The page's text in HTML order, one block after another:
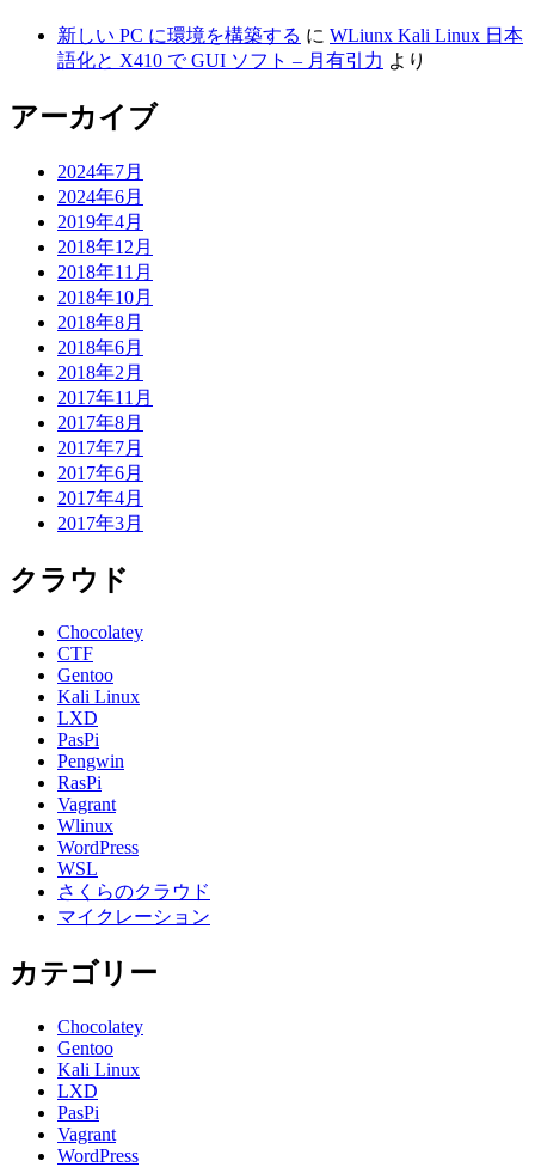
新しい PC に環境を構築する に WLiunx Kali Linux 日本
語化と X410 で GUI ソフト – 月有引力 より
アーカイブ
2024年7月
2024年6月
2019年4月
2018年12月
2018年11月
2018年10月
2018年8月
2018年6月
2018年2月
2017年11月
2017年8月
2017年7月
2017年6月
2017年4月
2017年3月
クラウド
Chocolatey
CTF
Gentoo
Kali Linux
LXD
PasPi
Pengwin
RasPi
Vagrant
Wlinux
WordPress
WSL
さくらのクラウド
マイクレーション
カテゴリー
Chocolatey
Gentoo
Kali Linux
LXD
PasPi
Vagrant
WordPress